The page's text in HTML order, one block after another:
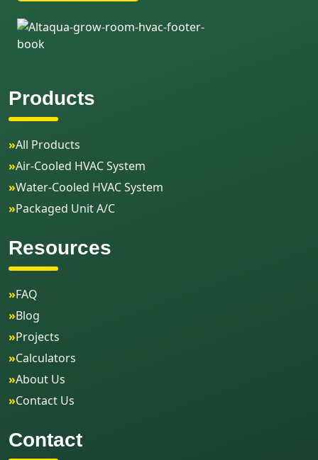
Products
»All Products
»Air-Cooled HVAC System
»Water-Cooled HVAC System
»Packaged Unit A/C
Resources
»FAQ
»Blog
»Projects
»Calculators
»About Us
»Contact Us
Contact